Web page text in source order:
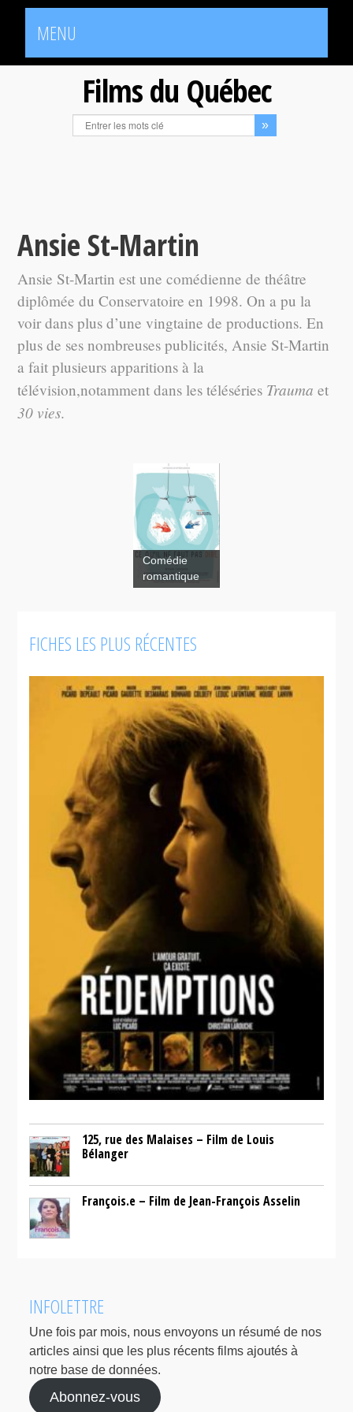
MENU
Films du Québec
Ansie St-Martin
Ansie St-Martin est une comédienne de théâtre
diplômée du Conservatoire en 1998. On a pu la
voir dans plus d’une vingtaine de productions. En
plus de ses nombreuses publicités, Ansie St-Martin
a fait plusieurs apparitions à la
télévision,notamment dans les téléséries Trauma et
30 vies.
Comédie
romantique
FICHES LES PLUS RÉCENTES
125, rue des Malaises – Film de Louis
Bélanger
François.e – Film de Jean-François Asselin
INFOLETTRE
Une fois par mois, nous envoyons un résumé de nos
articles ainsi que les plus récents films ajoutés à
notre base de données.
Abonnez-vous